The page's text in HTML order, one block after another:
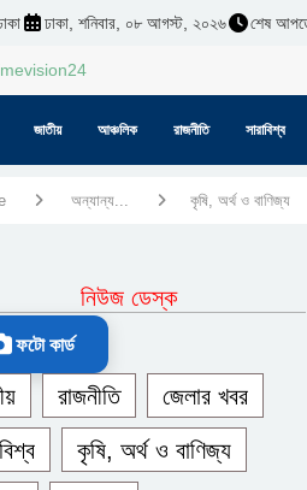
ঢাকা, শনিবার, ০৮ আগস্ট, ২০২৬ শেষ
জাতীয় আঞ্চলিক রাজনীতি সারাবিশ্ব
অন্যান্য... কৃষি, অর্থ ও বাণিজ্য
নিউজ ডেস্ক
ফটো কার্ড
রাজনীতি জেলার খবর
কৃষি, অর্থ ও বাণিজ্য